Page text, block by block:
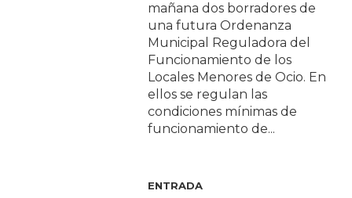
mañana dos borradores de
una futura Ordenanza
Municipal Reguladora del
Funcionamiento de los
Locales Menores de Ocio. En
ellos se regulan las
condiciones mínimas de
funcionamiento de...
ENTRADA